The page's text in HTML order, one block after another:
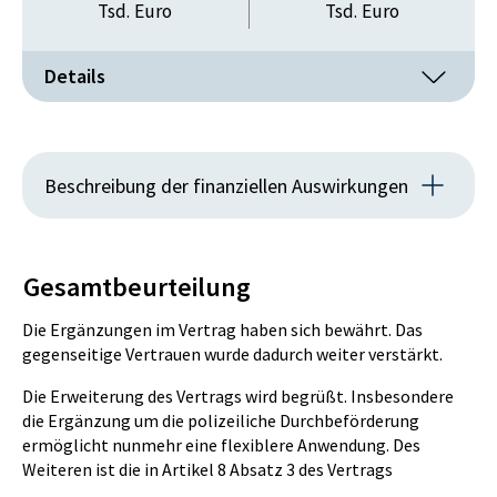
– Zeugenschutz,
– Polizeiliche Durchbeförderung,
Zielerreichungsgrad der Ziel-Maßnahme:
Tsd. Euro Tsd. Euro
Details
0
PLAN
0
Werkleistungen
IST
0
Tsd. Euro
PLAN
0
Tsd. Euro
Beschreibung der finanziellen Auswirkungen
Auswirkungen auf den Bundeshaushalt.
Gesamtbeurteilung
Die Ergänzungen im Vertrag haben sich bewährt. Das
gegenseitige Vertrauen wurde dadurch weiter verstärkt.
Die Erweiterung des Vertrags wird begrüßt. Insbesondere
die Ergänzung um die polizeiliche Durchbeförderung
ermöglicht nunmehr eine flexiblere Anwendung. Des
Weiteren ist die in Artikel 8 Absatz 3 des Vertrags